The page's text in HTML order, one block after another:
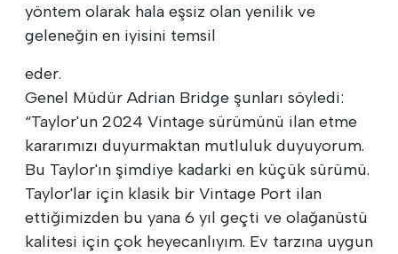
yöntem olarak hala eşsiz olan yenilik ve
geleneğin en iyisini temsil
eder.
Genel Müdür Adrian Bridge şunları söyledi:
“Taylor'un 2024 Vintage sürümünü ilan etme
kararımızı duyurmaktan mutluluk duyuyorum.
Bu Taylor'ın şimdiye kadarki en küçük sürümü.
Taylor'lar için klasik bir Vintage Port ilan
ettiğimizden bu yana 6 yıl geçti ve olağanüstü
kalitesi için çok heyecanlıyım. Ev tarzına uygun